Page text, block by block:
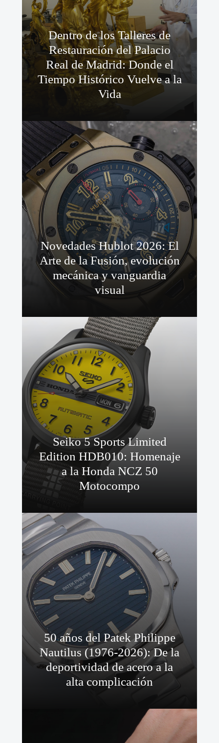
Dentro de los Talleres de
Restauración del Palacio
Real de Madrid: Donde el
Tiempo Histórico Vuelve a la
Vida
Novedades Hublot 2026: El
Arte de la Fusión, evolución
mecánica y vanguardia
visual
Seiko 5 Sports Limited
Edition HDB010: Homenaje
a la Honda NCZ 50
Motocompo
50 años del Patek Philippe
Nautilus (1976-2026): De la
deportividad de acero a la
alta complicación